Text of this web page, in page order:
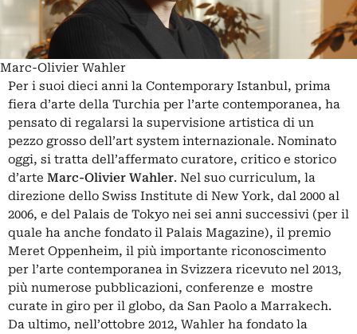
Marc-Olivier Wahler
Per i suoi dieci anni la Contemporary Istanbul, prima
fiera d’arte della Turchia per l’arte contemporanea, ha
pensato di regalarsi la supervisione artistica di un
pezzo grosso dell’art system internazionale. Nominato
oggi, si tratta dell’affermato curatore, critico e storico
d’arte Marc-Olivier Wahler. Nel suo curriculum, la
direzione dello Swiss Institute di New York, dal 2000 al
2006, e del Palais de Tokyo nei sei anni successivi (per il
quale ha anche fondato il Palais Magazine), il premio
Meret Oppenheim, il più importante riconoscimento
per l’arte contemporanea in Svizzera ricevuto nel 2013,
più numerose pubblicazioni, conferenze e mostre
curate in giro per il globo, da San Paolo a Marrakech.
Da ultimo, nell’ottobre 2012, Wahler ha fondato la